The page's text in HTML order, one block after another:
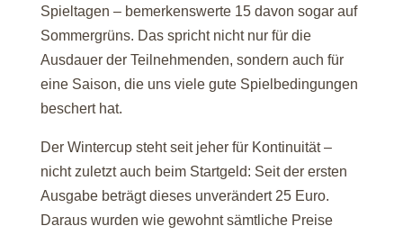
Spieltagen – bemerkenswerte 15 davon sogar auf
Sommergrüns. Das spricht nicht nur für die
Ausdauer der Teilnehmenden, sondern auch für
eine Saison, die uns viele gute Spielbedingungen
beschert hat.
Der Wintercup steht seit jeher für Kontinuität –
nicht zuletzt auch beim Startgeld: Seit der ersten
Ausgabe beträgt dieses unverändert 25 Euro.
Daraus wurden wie gewohnt sämtliche Preise